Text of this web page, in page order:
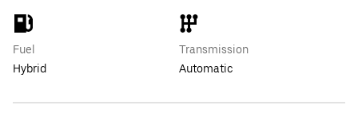
Fuel
Hybrid
Transmission
Automatic